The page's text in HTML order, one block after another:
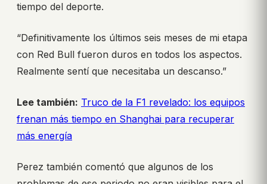
tiempo del deporte.
“Definitivamente los últimos seis meses de mi etapa
con Red Bull fueron duros en todos los aspectos.
Realmente sentí que necesitaba un descanso.”
Lee también: Truco de la F1 revelado: los equipos
frenan más tiempo en Shanghai para recuperar
más energía
Perez también comentó que algunos de los